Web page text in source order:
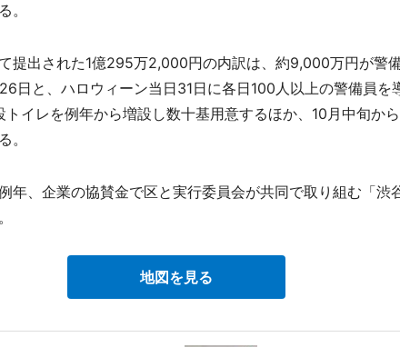
。
提出された1億295万2,000円の内訳は、約9,000万円が警
日と、ハロウィーン当日31日に各日100人以上の警備員を
トイレを例年から増設し数十基用意するほか、10月中旬か
。
年、企業の協賛金で区と実行委員会が共同で取り組む「渋
地図を見る